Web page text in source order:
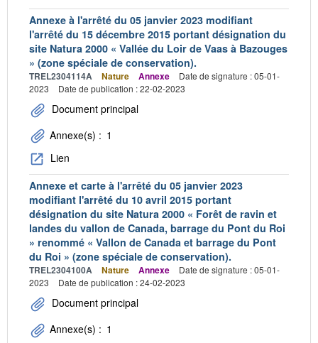
Annexe à l'arrêté du 05 janvier 2023 modifiant
l'arrêté du 15 décembre 2015 portant désignation du
site Natura 2000 « Vallée du Loir de Vaas à Bazouges
» (zone spéciale de conservation).
TREL2304114A Nature Annexe
Date de signature : 05-01-
2023
Date de publication : 22-02-2023
Document principal
Annexe(s) : 1
Lien
Annexe et carte à l'arrêté du 05 janvier 2023
modifiant l'arrêté du 10 avril 2015 portant
désignation du site Natura 2000 « Forêt de ravin et
landes du vallon de Canada, barrage du Pont du Roi
» renommé « Vallon de Canada et barrage du Pont
du Roi » (zone spéciale de conservation).
TREL2304100A Nature Annexe
Date de signature : 05-01-
2023
Date de publication : 24-02-2023
Document principal
Annexe(s) : 1